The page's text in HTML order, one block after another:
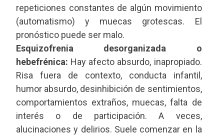
repeticiones constantes de algún movimiento
(automatismo) y muecas grotescas. El
pronóstico puede ser malo.
Esquizofrenia desorganizada o
hebefrénica: Hay afecto absurdo, inapropiado.
Risa fuera de contexto, conducta infantil,
humor absurdo, desinhibición de sentimientos,
comportamientos extraños, muecas, falta de
interés o de participación. A veces,
alucinaciones y delirios. Suele comenzar en la